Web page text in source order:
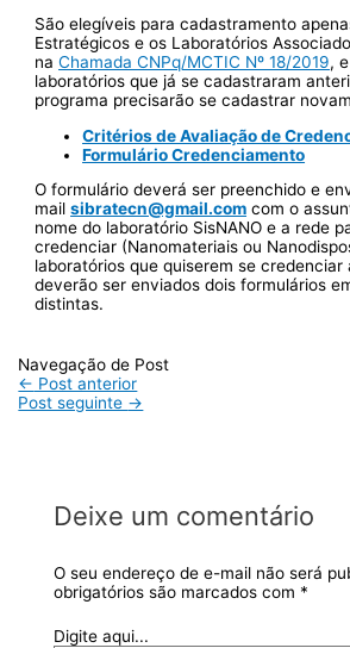
São elegíveis para cadastramento
Estratégicos e os Laboratórios
naChamada CNPq/MCTIC Nº 18/2019,
laboratórios que já se cadastraram
programa precisarão se cadastrar
Critérios de Avaliação de
Formulário Credenciamento
O formulário deverá ser preenchido e
mailsibratecn@gmail.com com o
nome do laboratório SisNANO e a rede
credenciar (Nanomateriais ou
laboratórios que quiserem se credenciar
deverão ser enviados dois formulários
distintas.
Navegação de Post
← Post anterior
Post seguinte →
Deixe um comentário
O seu endereço de e-mail não será
obrigatórios são marcados com *
Digite aqui...